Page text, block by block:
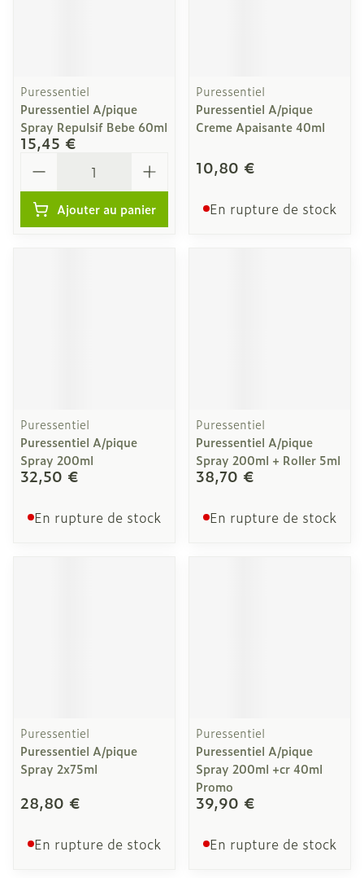
Puressentiel
Puressentiel A/pique
Spray Repulsif Bebe 60ml
15,45 €
Ajouter au panier
Puressentiel
Puressentiel A/pique
Creme Apaisante 40ml
10,80 €
En rupture de stock
Puressentiel
Puressentiel A/pique
Spray 200ml
32,50 €
En rupture de stock
Puressentiel
Puressentiel A/pique
Spray 200ml + Roller 5ml
38,70 €
En rupture de stock
Puressentiel
Puressentiel A/pique
Spray 2x75ml
28,80 €
En rupture de stock
Puressentiel
Puressentiel A/pique
Spray 200ml +cr 40ml
Promo
39,90 €
En rupture de stock